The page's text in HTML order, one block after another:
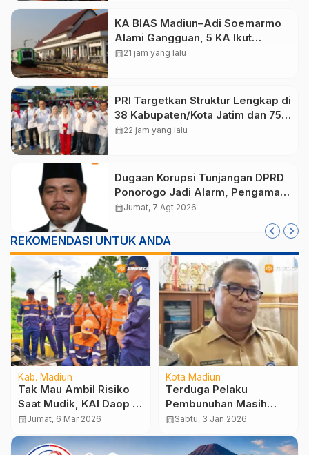
KA BIAS Madiun–Adi Soemarmo
Alami Gangguan, 5 KA Ikut
Terdampak
calendar_month21 jam yang lalu
PRI Targetkan Struktur Lengkap di
38 Kabupaten/Kota Jatim dan 75
Kursi DPR RI pada Pemilu 2029
calendar_month22 jam yang lalu
Dugaan Korupsi Tunjangan DPRD
Ponorogo Jadi Alarm, Pengamat
Minta Magetan Perkuat Tata
calendar_monthJumat, 7 Agt 2026
REKOMENDASI UNTUK ANDA
Kab. Madiun
Tak Mau Ambil Risiko
Saat Mudik, KAI Daop 7
Madiun Periksa Jalur
KA Talun–Tulungagung
calendar_monthJumat, 6 Mar 2026
Kota Madiun
Terduga Pelaku
Pembunuhan Masih
Dibawah Umur, Ini
Langkah Dinsos Kota
Madiun
calendar_monthSabtu, 3 Jan 2026